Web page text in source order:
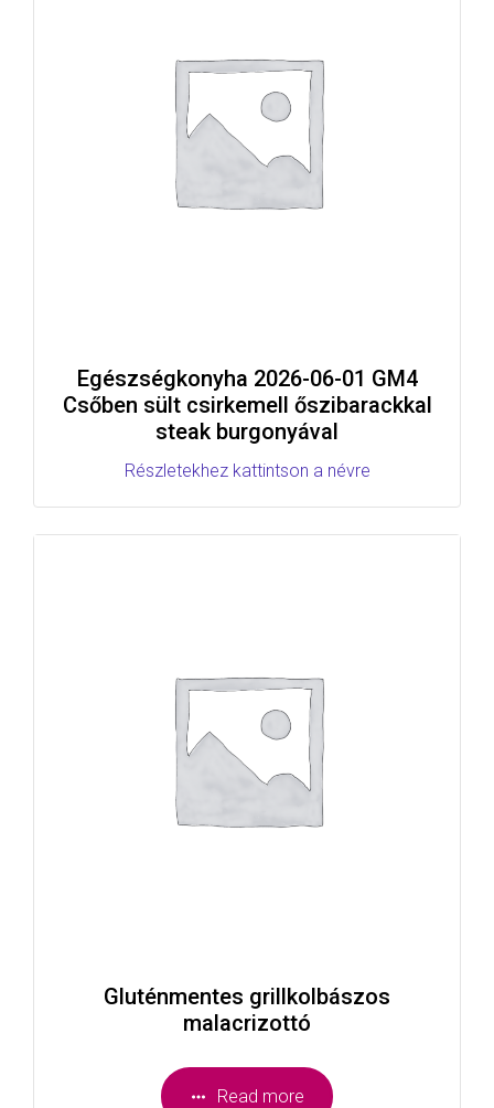
Egészségkonyha 2026-06-01 GM4
Csőben sült csirkemell őszibarackkal
steak burgonyával
Részletekhez kattintson a névre
Gluténmentes grillkolbászos
malacrizottó
Read more